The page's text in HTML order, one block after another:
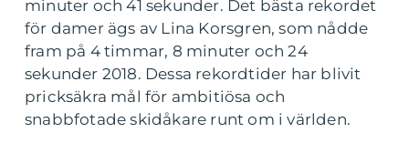
minuter och 41 sekunder. Det bästa rekordet
för damer ägs av Lina Korsgren, som nådde
fram på 4 timmar, 8 minuter och 24
sekunder 2018. Dessa rekordtider har blivit
pricksäkra mål för ambitiösa och
snabbfotade skidåkare runt om i världen.